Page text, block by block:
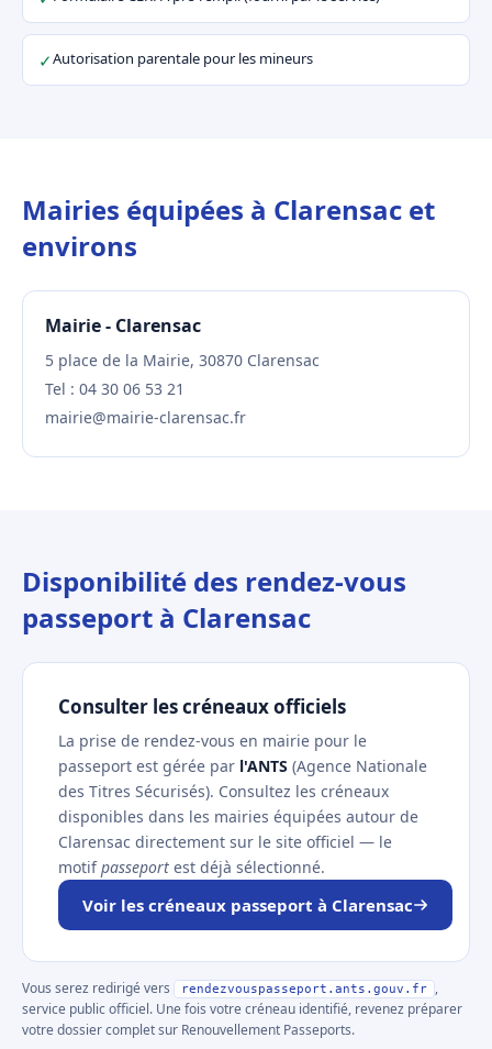
✓Autorisation parentale pour les mineurs
Mairies équipées à Clarensac et
environs
Mairie - Clarensac
5 place de la Mairie, 30870 Clarensac
Tel : 04 30 06 53 21
mairie@mairie-clarensac.fr
Disponibilité des rendez-vous
passeport à Clarensac
Consulter les créneaux officiels
La prise de rendez-vous en mairie pour le
passeport est gérée par l'ANTS (Agence Nationale
des Titres Sécurisés). Consultez les créneaux
disponibles dans les mairies équipées autour de
Clarensac directement sur le site officiel — le
motifpasseport est déjà sélectionné.
Voir les créneaux passeport à Clarensac
Vous serez redirigé vers rendezvouspasseport.ants.gouv.fr
,
service public officiel. Une fois votre créneau identifié, revenez préparer
votre dossier complet sur Renouvellement Passeports.